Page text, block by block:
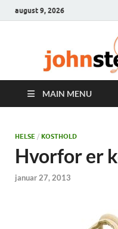
august 9, 2026
MAIN MENU
HELSE / KOSTHOLD
Hvorfor er
januar 27, 2013